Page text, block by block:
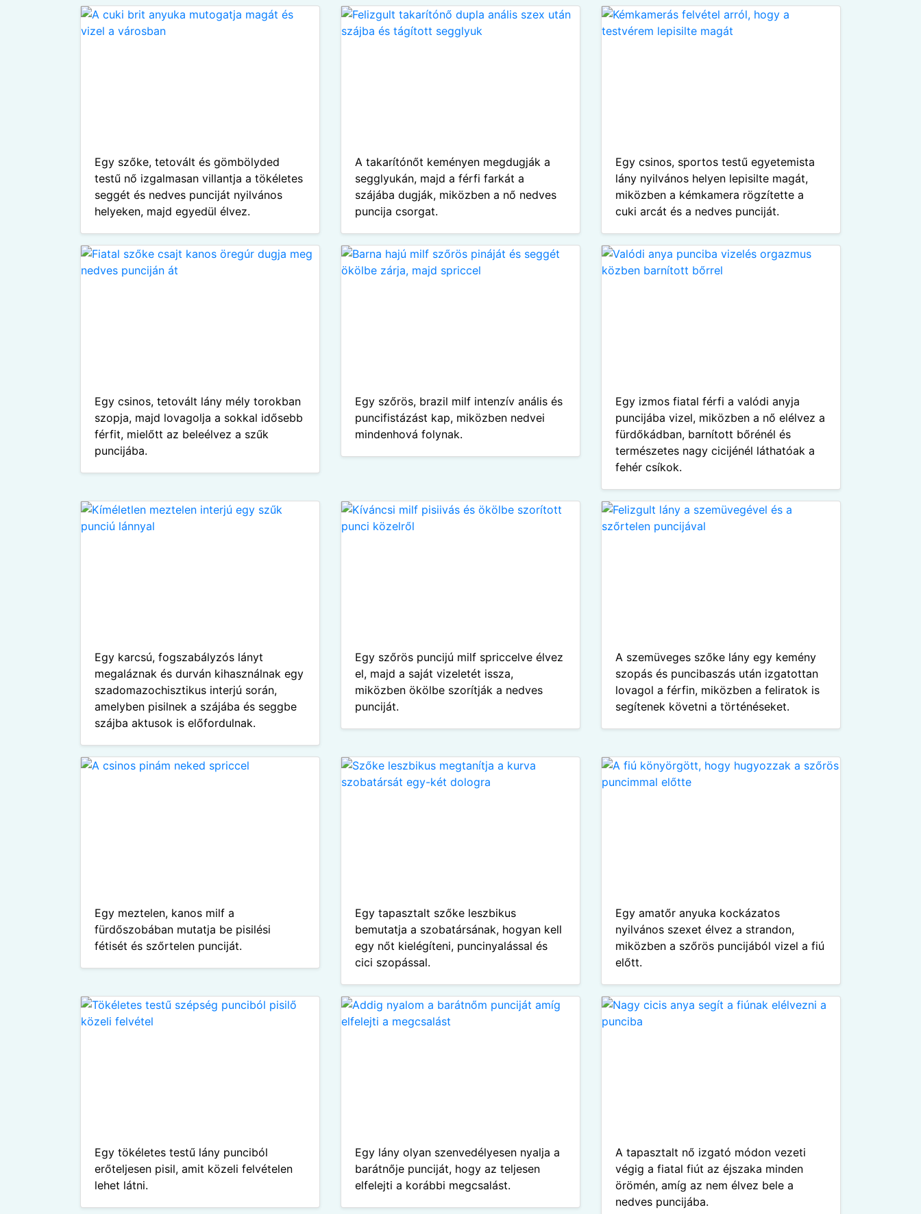
Egy szőke, tetovált és gömbölyded
testű nő izgalmasan villantja a tökéletes
seggét és nedves punciját nyilvános
helyeken, majd egyedül élvez.
A takarítónőt keményen megdugják a
segglyukán, majd a férfi farkát a
szájába dugják, miközben a nő nedves
puncija csorgat.
Egy csinos, sportos testű egyetemista
lány nyilvános helyen lepisilte magát,
miközben a kémkamera rögzítette a
cuki arcát és a nedves punciját.
Egy csinos, tetovált lány mély torokban
szopja, majd lovagolja a sokkal idősebb
férfit, mielőtt az beleélvez a szűk
puncijába.
Egy szőrös, brazil milf intenzív anális és
puncifistázást kap, miközben nedvei
mindenhová folynak.
Egy izmos fiatal férfi a valódi anyja
puncijába vizel, miközben a nő elélvez a
fürdőkádban, barnított bőrénél és
természetes nagy cicijénél láthatóak a
fehér csíkok.
Egy karcsú, fogszabályzós lányt
megaláznak és durván kihasználnak egy
szadomazochisztikus interjú során,
amelyben pisilnek a szájába és seggbe
szájba aktusok is előfordulnak.
Egy szőrös puncijú milf spriccelve élvez
el, majd a saját vizeletét issza,
miközben ökölbe szorítják a nedves
punciját.
A szemüveges szőke lány egy kemény
szopás és puncibaszás után izgatottan
lovagol a férfin, miközben a feliratok is
segítenek követni a történéseket.
Egy meztelen, kanos milf a
fürdőszobában mutatja be pisilési
fétisét és szőrtelen punciját.
Egy tapasztalt szőke leszbikus
bemutatja a szobatársának, hogyan kell
egy nőt kielégíteni, puncinyalással és
cici szopással.
Egy amatőr anyuka kockázatos
nyilvános szexet élvez a strandon,
miközben a szőrös puncijából vizel a fiú
előtt.
Egy tökéletes testű lány punciból
erőteljesen pisil, amit közeli felvételen
lehet látni.
Egy lány olyan szenvedélyesen nyalja a
barátnője punciját, hogy az teljesen
elfelejti a korábbi megcsalást.
A tapasztalt nő izgató módon vezeti
végig a fiatal fiút az éjszaka minden
örömén, amíg az nem élvez bele a
nedves puncijába.